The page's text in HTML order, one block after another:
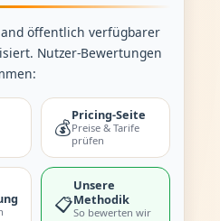
öffentlich verfügbarer
Nutzer-Bewertungen
💰
Pricing-Seite
Preise & Tarife
prüfen
📋
Unsere
Methodik
So bewerten wir